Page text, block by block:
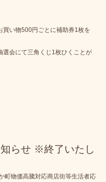
い物500円ごとに補助券1枚を
会にて三角くじ1枚ひくことが
知らせ ※終了いたし
町物価高騰対応商店街等生活者応